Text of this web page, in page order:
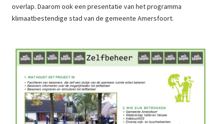
overlap. Daarom ook een presentatie van het programma
klimaatbestendige stad van de gemeente Amersfoort.